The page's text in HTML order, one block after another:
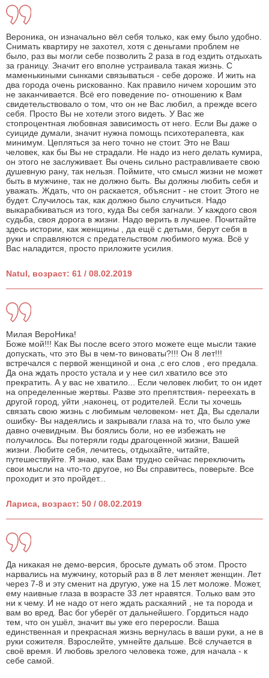
Вероника, он изначально вёл себя только, как ему было удобно.
Снимать квартиру не захотел, хотя с деньгами проблем не
было, раз вы могли себе позволить 2 раза в год ездить отдыхать
за границу. Значит его вполне устраивала такая жизнь. С
маменькиными сынками связываться - себе дороже. И жить на
два города очень рискованно. Как правило ничем хорошим это
не заканчивается. Всё его поведение по- отношению к Вам
свидетельствовало о том, что он не Вас любил, а прежде всего
себя. Просто Вы не хотели этого видеть. У Вас же
стопроцентная любовная зависимость от него. Если Вы даже о
суициде думали, значит нужна помощь психотерапевта, как
минимум. Цепляться за него точно не стоит. Это не Ваш
человек, как бы Вы не страдали. Не надо из него делать кумира,
он этого не заслуживает. Вы очень сильно растравливаете свою
душевную рану, так нельзя. Поймите, что смысл жизни не может
быть в мужчине, так не должно быть. Вы должны любить себя и
уважать. Ждать, что он раскается, объяснит - не стоит. Этого не
будет. Случилось так, как должно было случиться. Надо
выкарабкиваться из того, куда Вы себя загнали. У каждого своя
судьба, своя дорога в жизни. Надо верить в лучшее. Почитайте
здесь истории, как женщины , да ещё с детьми, берут себя в
руки и справляются с предательством любимого мужа. Всё у
Вас наладится, просто приложите усилия.
Natul, возраст: 61 / 08.02.2019
Милая ВероНика!
Боже мой!!! Как Вы после всего этого можете еще мысли такие
допускать, что это Вы в чем-то виноваты?!!! Он 8 лет!!!
встречался с первой женщиной и она ,с его слов , его предала.
Да она ждать просто устала и у нее сил хватило все это
прекратить. А у вас не хватило... Если человек любит, то он идет
на определенные жертвы. Разве это препятствия- переехать в
другой город, уйти ,наконец, от родителей. Если ты хочешь
связать свою жизнь с любимым человеком- нет. Да, Вы сделали
ошибку- Вы надеялись и закрывали глаза на то, что было уже
давно очевидным. Вы боялись боли, но ее избежать не
получилось. Вы потеряли годы драгоценной жизни, Вашей
жизни. Любите себя, лечитесь, отдыхайте, читайте,
путешествуйте. Я знаю, как Вам трудно сейчас переключить
свои мысли на что-то другое, но Вы справитесь, поверьте. Все
проходит и это пройдет...
Лариса, возраст: 50 / 08.02.2019
Да никакая не демо-версия, бросьте думать об этом. Просто
нарвались на мужчину, который раз в 8 лет меняет женщин. Лет
через 7-8 и эту сменит на другую, уже на 15 лет моложе. Может,
ему наивные глаза в возрасте 33 лет нравятся. Только вам это
ни к чему. И не надо от него ждать раскаяний , не та порода и
вам во вред. Вас бог уберёг от дальнейшего. Гордиться надо
тем, что он ушёл, значит вы уже его переросли. Ваша
единственная и прекрасная жизнь вернулась в ваши руки, а не в
руки сожителя. Взрослейте, умнейте дальше. Всё случается в
своё время. И любовь зрелого человека тоже, для начала - к
себе самой.